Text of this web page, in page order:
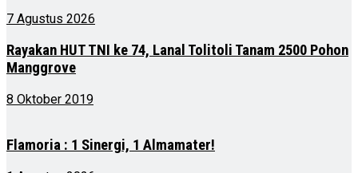
7 Agustus 2026
Rayakan HUT TNI ke 74, Lanal Tolitoli Tanam 2500 Pohon
Manggrove
8 Oktober 2019
Flamoria : 1 Sinergi, 1 Almamater!